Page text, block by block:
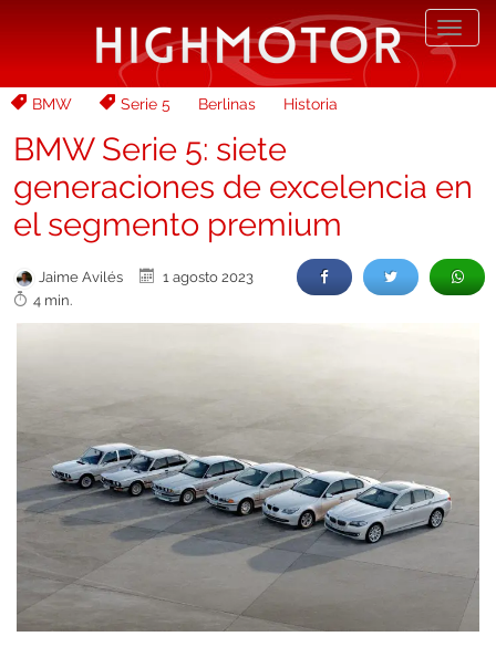
BMW Serie 5 Berlinas Historia
BMW Serie 5: siete
generaciones de excelencia en
el segmento premium
Jaime Avilés
1 agosto 2023
4 min.